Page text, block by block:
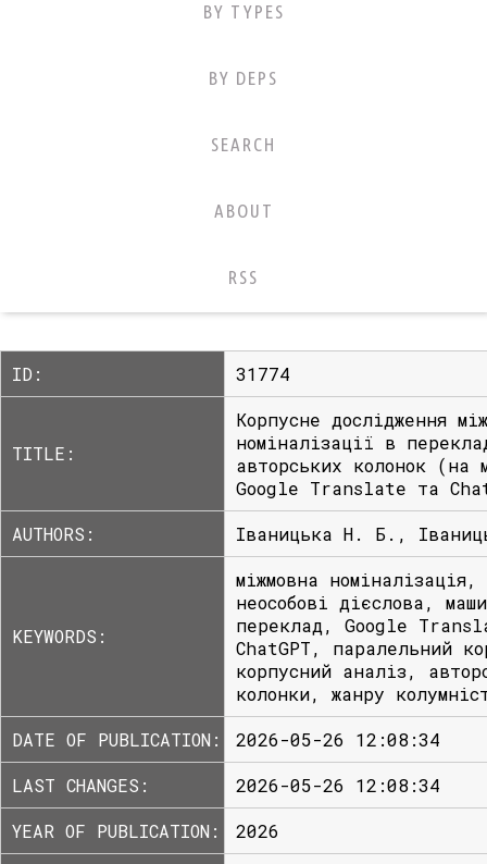
BY TYPES
BY DEPS
SEARCH
ABOUT
RSS
ID: 31774
TITLE:
Корпусне дослідження
номіналізації в
авторських колонок (на
Google Translate та
AUTHORS:
Іваницька Н. Б.,
KEYWORDS:
міжмовна номіналізація,
неособові дієслова,
переклад, Google
ChatGPT, паралельний
корпусний аналіз,
колонки, жанру
DATE OF PUBLICATION:
2026-05-26 12:08:34
LAST CHANGES:
2026-05-26 12:08:34
YEAR OF PUBLICATION:
2026